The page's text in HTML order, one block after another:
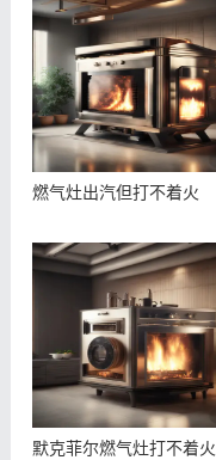
燃气灶出汽但打不着火
默克菲尔燃气灶打不着火